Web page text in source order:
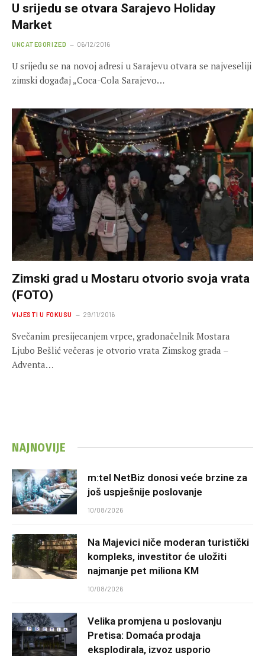
U srijedu se otvara Sarajevo Holiday
Market
UNCATEGORIZED 06/12/2016
U srijedu se na novoj adresi u Sarajevu otvara se najveseliji
zimski događaj „Coca-Cola Sarajevo…
Zimski grad u Mostaru otvorio svoja vrata
(FOTO)
VIJESTI U FOKUSU 29/11/2016
Svečanim presijecanjem vrpce, gradonačelnik Mostara
Ljubo Bešlić večeras je otvorio vrata Zimskog grada –
Adventa…
NAJNOVIJE
m:tel NetBiz donosi veće brzine za
još uspješnije poslovanje
10/08/2026
Na Majevici niče moderan turistički
kompleks, investitor će uložiti
najmanje pet miliona KM
10/08/2026
Velika promjena u poslovanju
Pretisa: Domaća prodaja
eksplodirala, izvoz usporio